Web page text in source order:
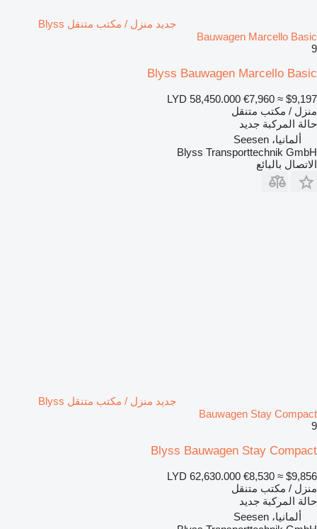
جديد منزل / مكتب متنقل Blyss
Bauwagen Marcello Basic
9
Blyss Bauwagen Marcello Basic
LYD 58,450.000 €7,960 ≈ $9,197
منزل / مكتب متنقل
حالة المركبة جديد
ألمانيا، Seesen
Blyss Transporttechnik GmbH
الاتصال بالبائع
جديد منزل / مكتب متنقل Blyss
Bauwagen Stay Compact
9
Blyss Bauwagen Stay Compact
LYD 62,630.000 €8,530 ≈ $9,856
منزل / مكتب متنقل
حالة المركبة جديد
ألمانيا، Seesen